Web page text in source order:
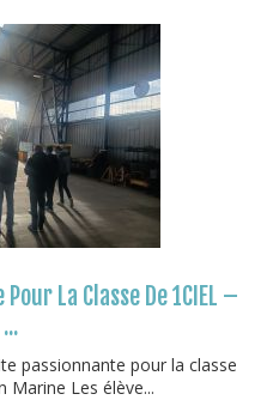
La Classe De 1CIEL –
...
passionnante pour la classe
Marine Les élève...